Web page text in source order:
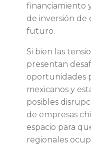
financiamiento
de inversión de
futuro.
Si bien las
presentan
oportunidades
mexicanos y
posibles
de empresas
espacio para
regionales